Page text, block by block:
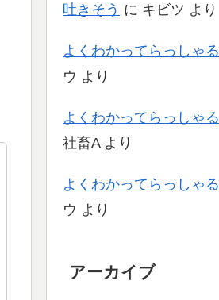
吐きそう に キビツ より
よくわかってらっしゃる
ウ より
よくわかってらっしゃる
社畜Aより
よくわかってらっしゃる
ウ より
アーカイブ